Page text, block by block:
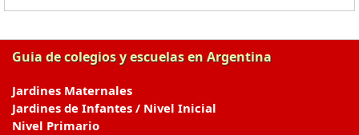
Guia de colegios y escuelas en Argentina
Jardines Maternales
Jardines de Infantes / Nivel Inicial
Nivel Primario